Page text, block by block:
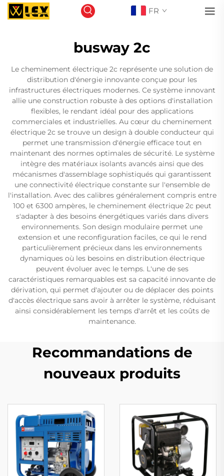
FR
busway 2c
Le cheminement électrique 2c représente une solution de
distribution d'énergie innovante conçue pour les
infrastructures électriques modernes. Ce système innovant
allie une construction robuste à des options d'installation
flexibles, le rendant idéal pour des applications
commerciales et industrielles. Au cœur du cheminement
électrique 2c se trouve un design à double conducteur qui
permet une transmission d'énergie efficace tout en
maintenant des normes optimales de sécurité. Le système
intègre des matériaux isolants avancés ainsi que des
mécanismes d'assemblage sophistiqués qui garantissent
une connectivité électrique constante sur l'ensemble de
l'installation. Avec des calibres généralement compris entre
100 et 6300 ampères, le cheminement électrique 2c peut
s'adapter à des besoins énergétiques variés dans divers
environnements. Son design modulaire permet une
extension et une reconfiguration faciles, ce qui le rend
particulièrement précieux dans les environnements
dynamiques où les besoins en distribution électrique
peuvent évoluer avec le temps. L'une de ses
caractéristiques remarquables est sa capacité innovante de
dérivation, qui permet d'ajouter ou de déplacer des points
d'accès électrique sans avoir à arrêter le système, réduisant
ainsi considérablement les temps d'arrêt et les coûts de
maintenance.
Recommandations de
nouveaux produits